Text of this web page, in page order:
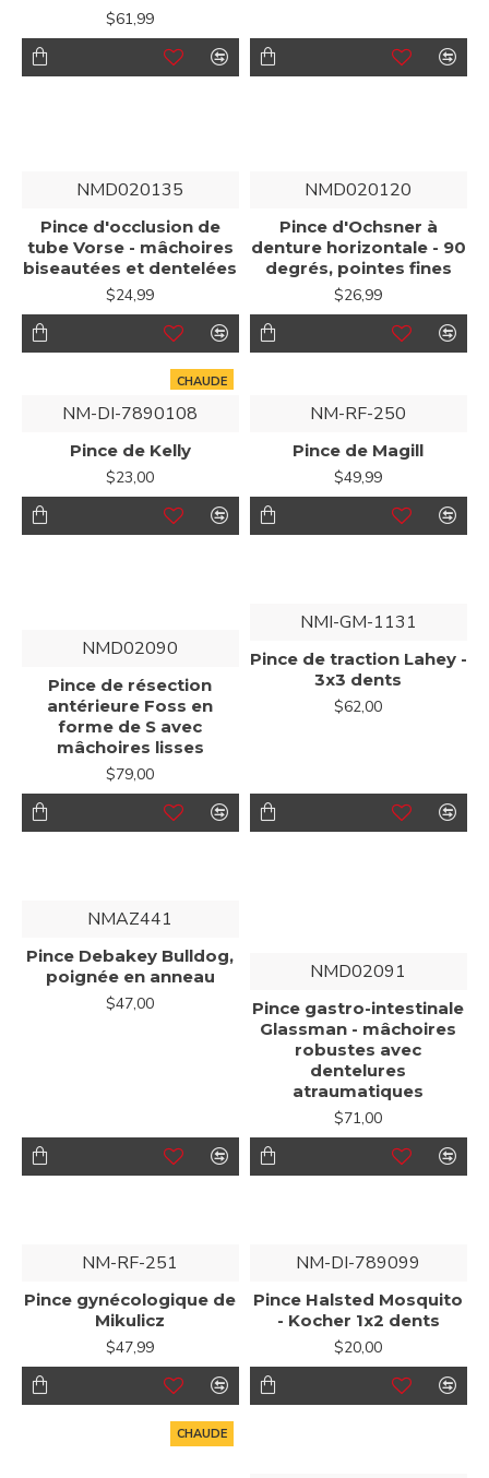
$61,99
NMD020135
Pince d'occlusion de
tube Vorse - mâchoires
biseautées et dentelées
$24,99
NMD020120
Pince d'Ochsner à
denture horizontale - 90
degrés, pointes fines
$26,99
CHAUDE
NM-DI-7890108
Pince de Kelly
$23,00
NM-RF-250
Pince de Magill
$49,99
NMD02090
Pince de résection
antérieure Foss en
forme de S avec
mâchoires lisses
$79,00
NMI-GM-1131
Pince de traction Lahey -
3x3 dents
$62,00
NMAZ441
Pince Debakey Bulldog,
poignée en anneau
$47,00
NMD02091
Pince gastro-intestinale
Glassman - mâchoires
robustes avec
dentelures
atraumatiques
$71,00
NM-RF-251
Pince gynécologique de
Mikulicz
$47,99
NM-DI-789099
Pince Halsted Mosquito
- Kocher 1x2 dents
$20,00
CHAUDE